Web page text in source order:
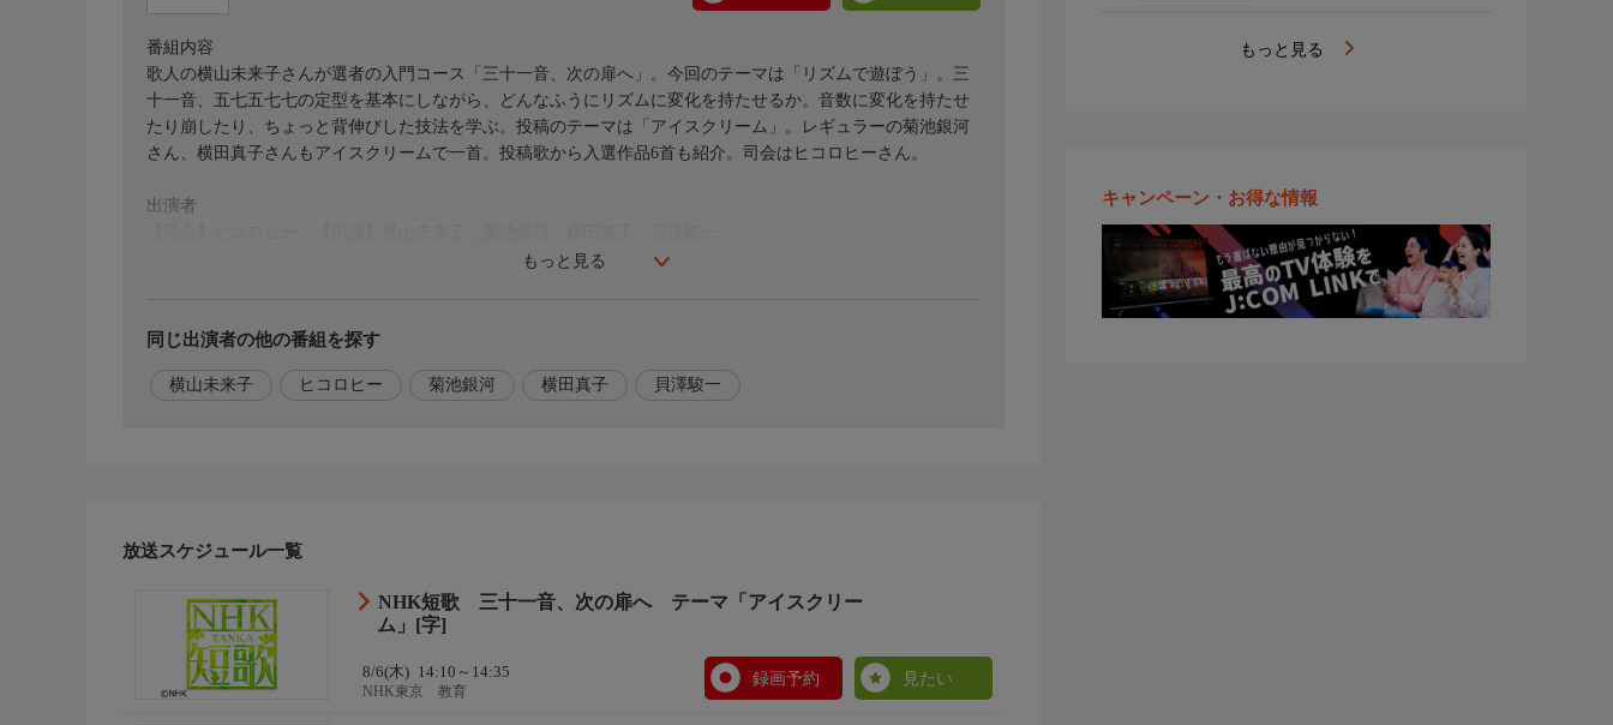
もっと見る
番組内容
歌人の横山未来子さんが選者の入門コース「三十一音、次の扉へ」。今回のテーマは「リズムで遊ぼう」。三
十一音、五七五七七の定型を基本にしながら、どんなふうにリズムに変化を持たせるか。音数に変化を持たせ
たり崩したり、ちょっと背伸びした技法を学ぶ。投稿のテーマは「アイスクリーム」。レギュラーの菊池銀河
さん、横田真子さんもアイスクリームで一首。投稿歌から入選作品6首も紹介。司会はヒコロヒーさん。
出演者
同じ出演者の他の番組を探す
横山未来子 ヒコロヒー 菊池銀河 横田真子 貝澤駿一
放送スケジュール一覧
NHK短歌 三十一音、次の扉へ テーマ「アイスクリー
ム」[字]
8/6(木) 14:10～14:35
NHK東京 教育
録画予約 見たい
もっと見る
キャンペーン・お得な情報